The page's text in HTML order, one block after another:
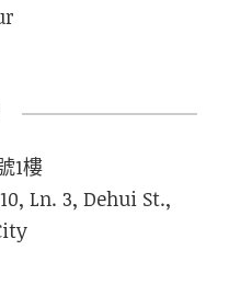
1樓
Ln. 3, Dehui St.,